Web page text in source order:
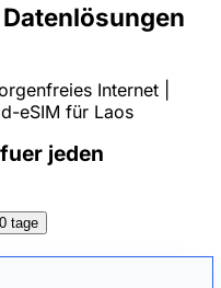
Internet |
eSIM für Laos
jeden
tage